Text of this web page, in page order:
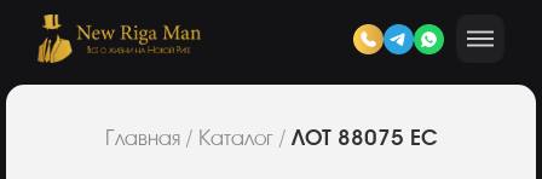
Главная/ Каталог/ ЛОТ 88075 ЕС